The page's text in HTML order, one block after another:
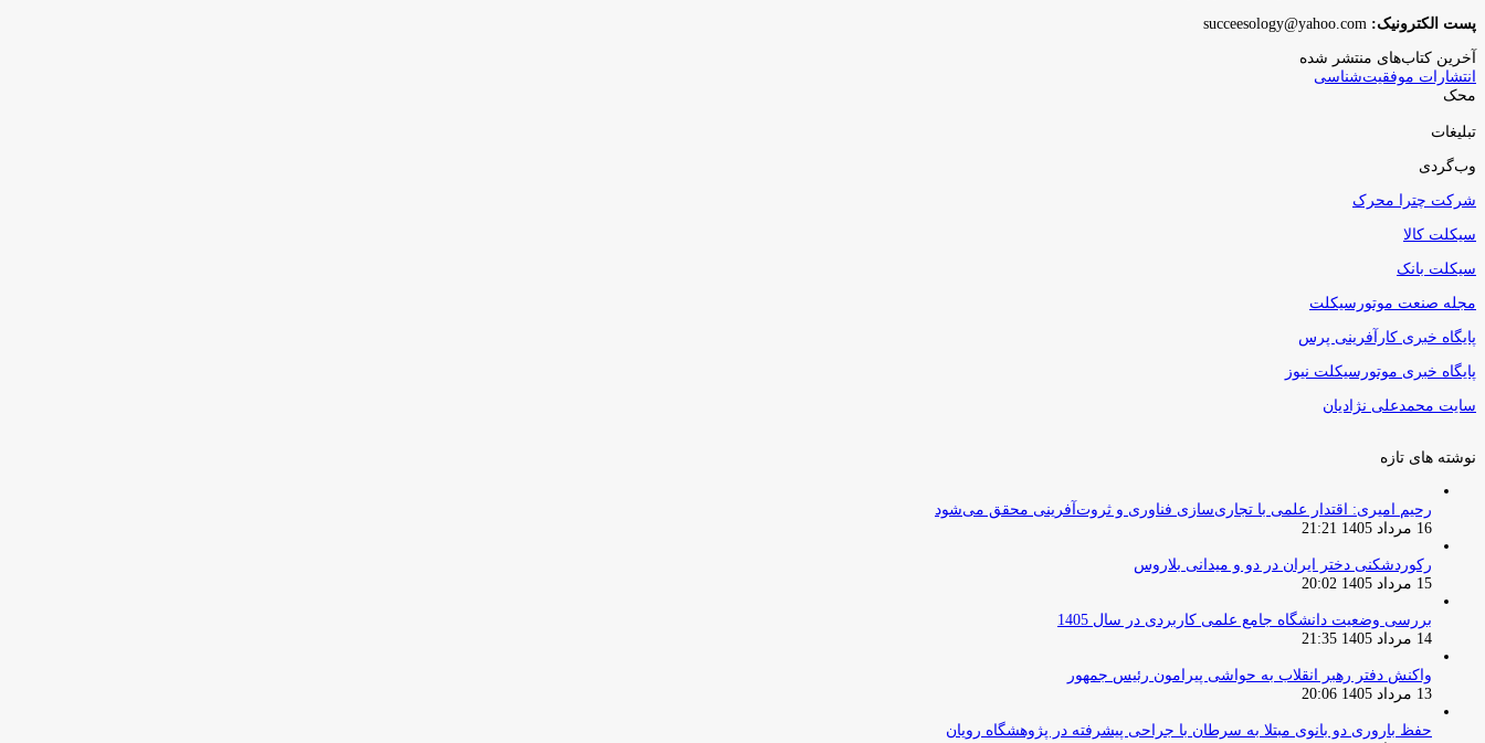
پست الکترونیک:
آخرین کتاب‌های منتشر شده
انتشارات موفقیت‌شناسی
محک
تبلیغات
وب‌گردی
شرکت چترا محرک
سیکلت کالا
سیکلت بانک
مجله صنعت موتورسیکلت
پایگاه خبری کارآفرینی پرس
پایگاه خبری موتورسیکلت نیوز
سایت محمدعلی نژادیان
نوشته های تازه
رحیم امیری: اقتدار علمی با تجاری‌سازی فناوری و ثروت‌آفرینی محقق می‌شود
16 مرداد 1405 21:21
رکوردشکنی دختر ایران در دو و میدانی بلاروس
15 مرداد 1405 20:02
بررسی وضعیت دانشگاه جامع علمی کاربردی در سال 1405
14 مرداد 1405 21:35
واکنش دفتر رهبر انقلاب به حواشی پیرامون رئیس جمهور
13 مرداد 1405 20:06
حفظ باروری دو بانوی مبتلا به سرطان با جراحی پیشرفته در پژوهشگاه رویان